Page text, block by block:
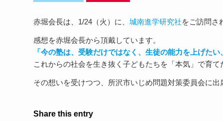
赤堀会長は、1/24（火）に、 城南進学研究社をご訪問さ
感想を赤堀会長から頂戴しています。
「今の塾は、受験だけではなく、生徒の能力を上げた
これからの社会を生き抜く子どもたちを「本気」で育て
その想いを受けつつ、所沢市いじめ問題対策委員会に出
Share this entry